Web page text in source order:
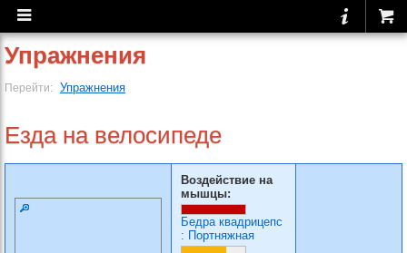
Упражнения
Перейти: Упражнения
Езда на велосипеде
Воздействие на
мышцы:
Бедра квадрицепс
: Портняжная